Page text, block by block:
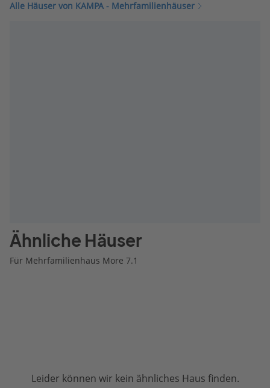
Alle Häuser von KAMPA - Mehrfamilienhäuser
Ähnliche Häuser
Für Mehrfamilienhaus More 7.1
Leider können wir kein ähnliches Haus finden.